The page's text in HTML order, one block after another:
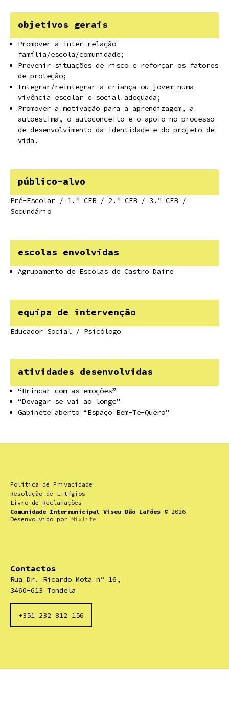
objetivos gerais
Promover a inter-relação
família/escola/comunidade;
Prevenir situações de risco e reforçar os fatores
de proteção;
Integrar/reintegrar a criança ou jovem numa
vivência escolar e social adequada;
Promover a motivação para a aprendizagem, a
autoestima, o autoconceito e o apoio no processo
de desenvolvimento da identidade e do projeto de
vida.
público-alvo
Pré-Escolar / 1.º CEB / 2.º CEB / 3.º CEB /
Secundário
escolas envolvidas
Agrupamento de Escolas de Castro Daire
equipa de intervenção
Educador Social / Psicólogo
atividades desenvolvidas
“Brincar com as emoções”
“Devagar se vai ao longe”
Gabinete aberto “Espaço Bem-Te-Quero”
Política de Privacidade
Resolução de Litígios
Livro de Reclamações
Comunidade Intermunicipal Viseu Dão Lafões © 2026
Desenvolvido por Mixlife
Contactos
Rua Dr. Ricardo Mota nº 16,
3460-613 Tondela
+351 232 812 156